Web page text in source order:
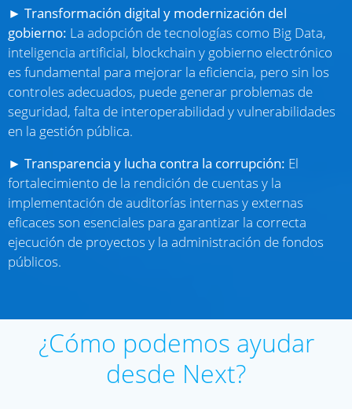
► Transformación digital y modernización del
gobierno: La adopción de tecnologías como Big Data,
inteligencia artificial, blockchain y gobierno electrónico
es fundamental para mejorar la eficiencia, pero sin los
controles adecuados, puede generar problemas de
seguridad, falta de interoperabilidad y vulnerabilidades
en la gestión pública.
► Transparencia y lucha contra la corrupción: El
fortalecimiento de la rendición de cuentas y la
implementación de auditorías internas y externas
eficaces son esenciales para garantizar la correcta
ejecución de proyectos y la administración de fondos
públicos.
¿Cómo podemos ayudar
desde Next?